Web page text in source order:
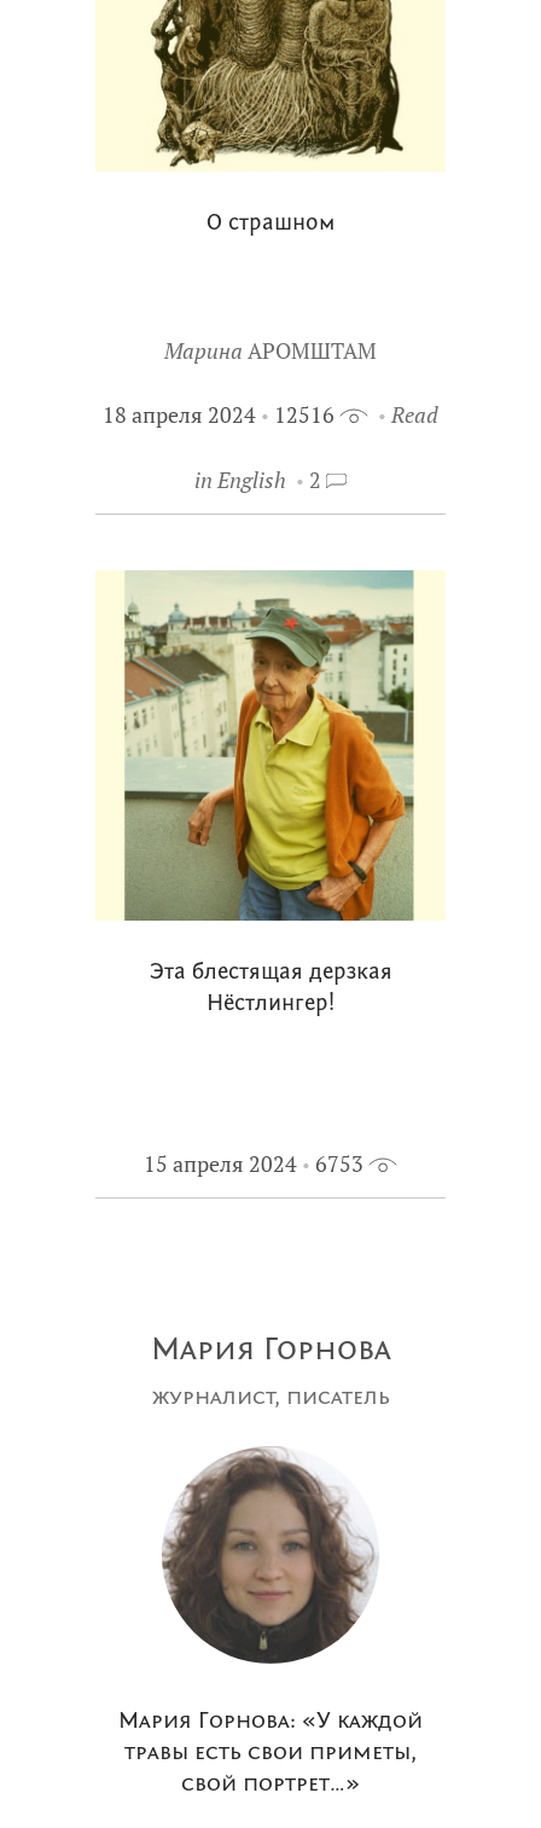
О страшном
Марина АРОМШТАМ
18 апреля 2024 12516 Read
in English 2
Эта блестящая дерзкая
Нёстлингер!
15 апреля 2024 6753
Мария Горнова
журналист, писатель
Мария Горнова: «У каждой
травы есть свои приметы,
свой портрет…»